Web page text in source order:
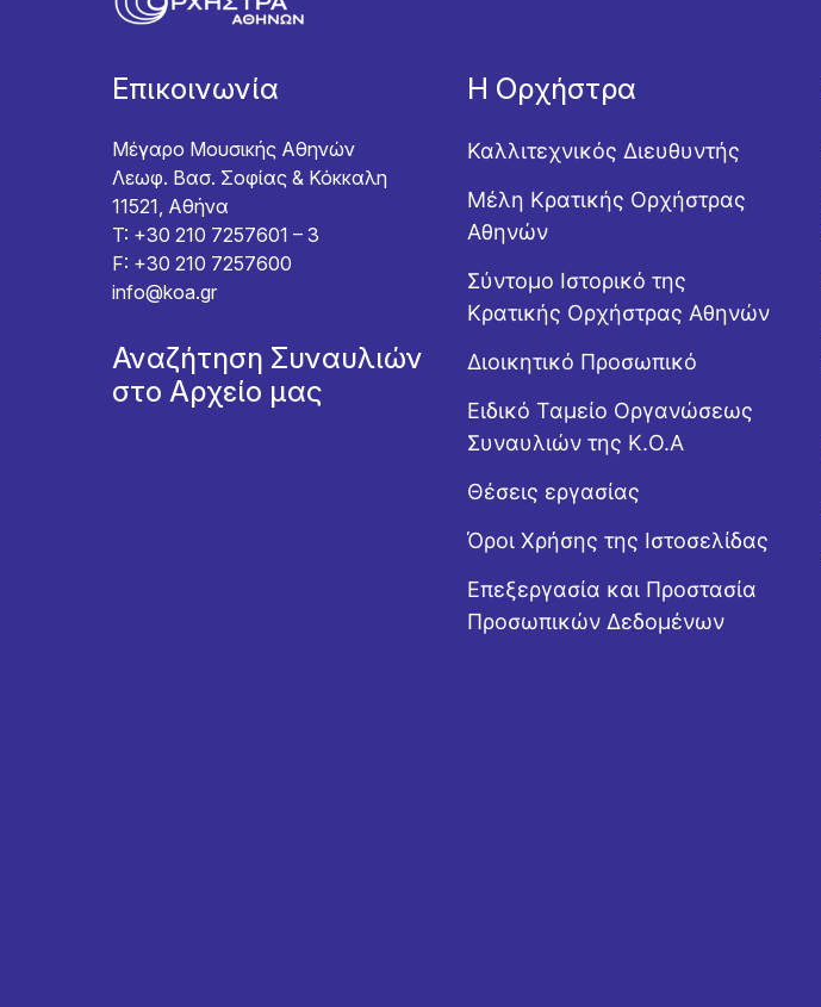
Επικοινωνία
Μέγαρο Μουσικής Αθηνών
Λεωφ. Βασ. Σοφίας & Κόκκαλη
11521, Αθήνα
T: +30 210 7257601 – 3
F: +30 210 7257600
info@koa.gr
Αναζήτηση Συναυλιών
στο Αρχείο μας
Η Ορχήστρα
Καλλιτεχνικός Διευθυντής
Μέλη Κρατικής Ορχήστρας
Αθηνών
Σύντομο Ιστορικό της
Κρατικής Ορχήστρας Αθηνών
Διοικητικό Προσωπικό
Ειδικό Ταμείο Οργανώσεως
Συναυλιών της Κ.Ο.Α
Θέσεις εργασίας
Όροι Χρήσης της Ιστοσελίδας
Επεξεργασία και Προστασία
Προσωπικών Δεδομένων